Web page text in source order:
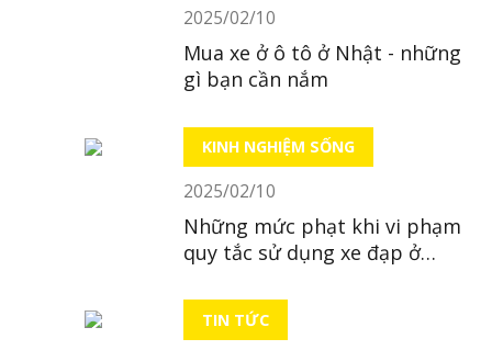
2025/02/10
Mua xe ở ô tô ở Nhật - những
gì bạn cần nắm
KINH NGHIỆM SỐNG
2025/02/10
Những mức phạt khi vi phạm
quy tắc sử dụng xe đạp ở
TIN TỨC